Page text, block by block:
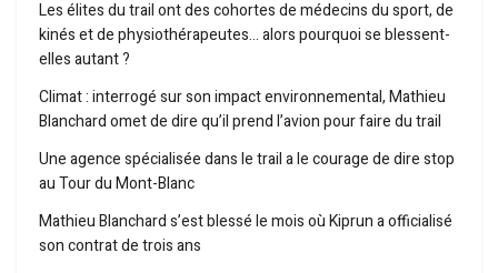
Les élites du trail ont des cohortes de médecins du sport, de
kinés et de physiothérapeutes… alors pourquoi se blessent-
elles autant ?
Climat : interrogé sur son impact environnemental, Mathieu
Blanchard omet de dire qu’il prend l’avion pour faire du trail
Une agence spécialisée dans le trail a le courage de dire stop
au Tour du Mont-Blanc
Mathieu Blanchard s’est blessé le mois où Kiprun a officialisé
son contrat de trois ans